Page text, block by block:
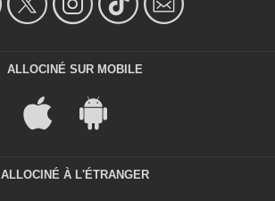
ALLOCINÉ SUR MOBILE
ALLOCINÉ À L'ÉTRANGER